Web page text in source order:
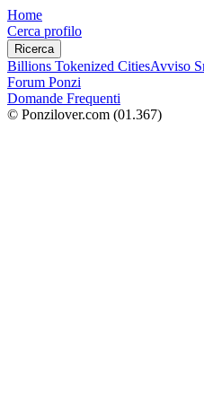
Home
Cerca profilo
Ricerca
Billions Tokenized CitiesAvviso
Forum Ponzi
Domande Frequenti
© Ponzilover.com (01.367)